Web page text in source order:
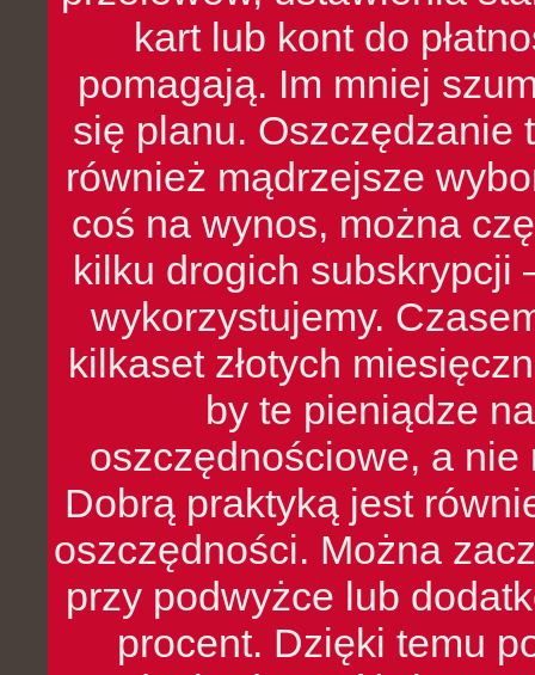
kart lub kont do
pomagają. Im mniej
się planu. Oszczędzanie
również mądrzejsze
coś na wynos, można
kilku drogich subskrypcji
wykorzystujemy.
kilkaset złotych
by te pieniądze
oszczędnościowe, a nie
Dobrą praktyką jest
oszczędności. Można
przy podwyżce lub
procent. Dzięki temu